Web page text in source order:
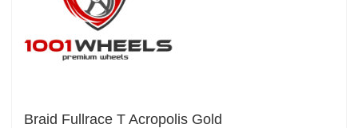
Braid Fullrace T Acropolis Gold